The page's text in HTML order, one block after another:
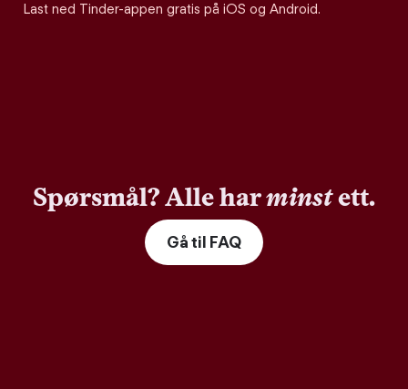
Last ned Tinder-appen gratis på iOS og Android.
Spørsmål? Alle harminstett.
Gå til FAQ